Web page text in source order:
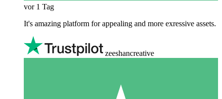
vor 1 Tag
It's amazing platform for appealing and more exressive assets.
zeeshancreative